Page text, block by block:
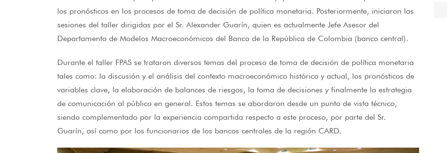
los pronósticos en los procesos de toma de decisión de política monetaria. Posteriormente, iniciaron las
sesiones del taller dirigidas por el Sr. Alexander Guarín, quien es actualmente Jefe Asesor del
Departamento de Modelos Macroeconómicos del Banco de la República de Colombia (banco central).
Durante el taller FPAS se trataron diversos temas del proceso de toma de decisión de política monetaria
tales como: la discusión y el análisis del contexto macroeconómico histórico y actual, los pronósticos de
variables clave, la elaboración de balances de riesgos, la toma de decisiones y finalmente la estrategia
de comunicación al público en general. Estos temas se abordaron desde un punto de vista técnico,
siendo complementado por la experiencia compartida respecto a este proceso, por parte del Sr.
Guarín, así como por los funcionarios de los bancos centrales de la región CARD.